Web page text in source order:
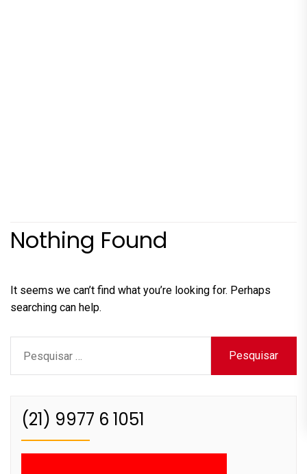
Nothing Found
It seems we can’t find what you’re looking for. Perhaps
searching can help.
por:
(21) 9977 6 1051